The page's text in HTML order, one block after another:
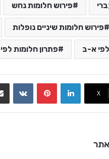
פירוש חלומות נחש
פירוש חלומות שיניים נופלות
א-ב פתרון חלומות לפי
X
LinkedIn
Pinterest
VKontakte